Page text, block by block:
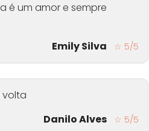
é um amor e sempre
Emily Silva
☆ 5/5
volta
Danilo Alves
☆ 5/5